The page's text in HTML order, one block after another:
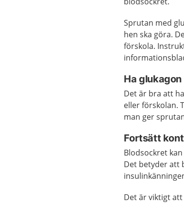
Sprutan med
hen ska göra.
förskola.
Ha
Det är bra att
eller förskolan.
man ger
Fortsätt
Blodsockret
Det betyder att
Det är viktigt